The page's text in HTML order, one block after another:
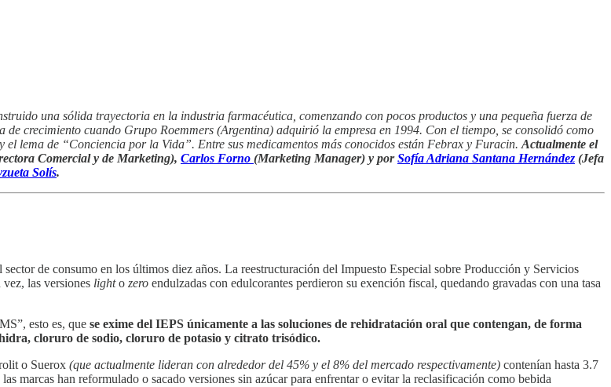
una sólida trayectoria en la industria farmacéutica, comenzando con pocos productos y una pequeña fuerza de
crecimiento cuando Grupo Roemmers (Argentina) adquirió la empresa en 1994. Con el tiempo, se consolidó como
lema de “Conciencia por la Vida”. Entre sus medicamentos más conocidos están Febrax y Furacin. Actualmente el
Comercial y de Marketing), Carlos Forno (Marketing Manager) y porSofía Adriana Santana Hernández (Jefa
Solís.
de consumo en los últimos diez años. La reestructuración del Impuesto Especial sobre Producción y Servicios
las versiones lighto zero endulzadas con edulcorantes perdieron su exención fiscal, quedando gravadas con una tasa
esto es, que se exime del IEPS únicamente a las soluciones de rehidratación oral que contengan, de forma
cloruro de sodio, cloruro de potasio y citrato trisódico.
o Suerox (que actualmente lideran con alrededor del 45% y el 8% del mercado respectivamente) contenían hasta 3.7
marcas han reformulado o sacado versiones sin azúcar para enfrentar o evitar la reclasificación como bebida